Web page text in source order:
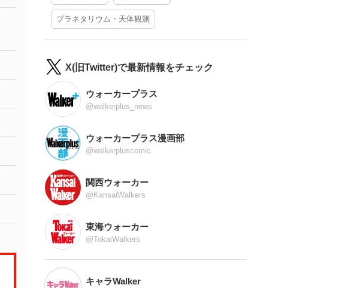
プラネタリウム・天体観測
X(旧Twitter)で最新情報をチェック
ウォーカープラス
@walkerplus_news
ウォーカープラス漫画部
@walkerpluscomic
関西ウォーカー
@KansaiWalkers
東海ウォーカー
@TokaiWalkers
キャラWalker